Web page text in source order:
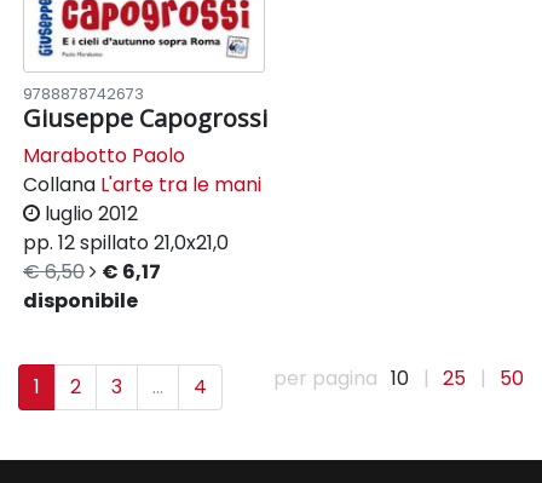
9788878742673
Giuseppe Capogrossi
Marabotto Paolo
Collana L'arte tra le mani
luglio 2012
pp. 12spillato21,0x21,0
€ 6,50
€ 6,17
disponibile
1 2 3 ... 4 per pagina 10 | 25 | 50